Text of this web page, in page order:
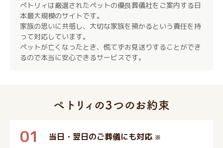
ぺトリィは厳選されたペットの優良葬儀社をご案内する日
本最大規模のサイトです。
家族の思いに共感し、大切な家族を預かるという責任を持
って対応しています。
ペットが亡くなったとき、慌てずお見送りすることができ
るので本当に安心できるサービスです。
01 当日・翌日のご葬儀にも対応 ※